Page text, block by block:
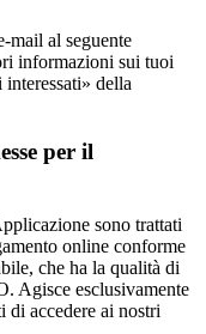
mail al seguente
informazioni sui tuoi
della
per il
sono trattati
online conforme
che ha la qualità di
Agisce esclusivamente
accedere ai nostri